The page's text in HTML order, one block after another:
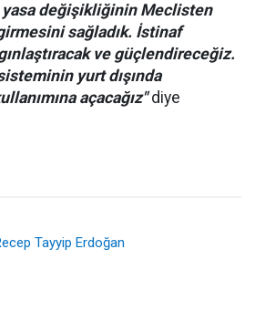
yasa değişikliğinin Meclisten
sağladık. İstinaf
ve güçlendireceğiz.
yurt dışında
açacağız"diye
Tayyip Erdoğan